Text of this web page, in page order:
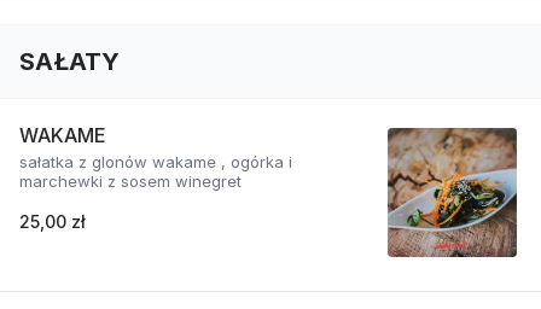
SAŁATY
WAKAME
sałatka z glonów wakame , ogórka i
marchewki z sosem winegret
25,00 zł